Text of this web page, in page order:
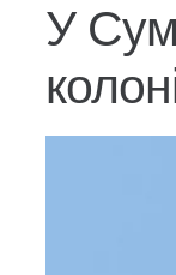
У